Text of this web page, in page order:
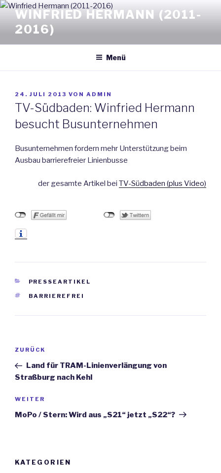
Zum
Inhalt
springen
WINFRIED HERMANN (2011-
2016)
Menü
VERÖFFENTLICHT
AM
24. JULI 2013 VON ADMIN
TV-Südbaden: Winfried Hermann
besucht Busunternehmen
Busunternehmen fordern mehr Unterstützung beim
Ausbau barrierefreier Linienbusse
der gesamte Artikel bei TV-Südbaden (plus Video)
KATEGORIEN
PRESSEARTIKEL
SCHLAGWÖRTER
BARRIEREFREI
Beitrags-
Vorheriger
Beitrag
ZURÜCK
Land für TRAM-Linienverlängung von
Straßburg nach Kehl
Nächster
Beitrag
WEITER
MoPo / Stern: Wird aus „S21“ jetzt „S22“?
KATEGORIEN